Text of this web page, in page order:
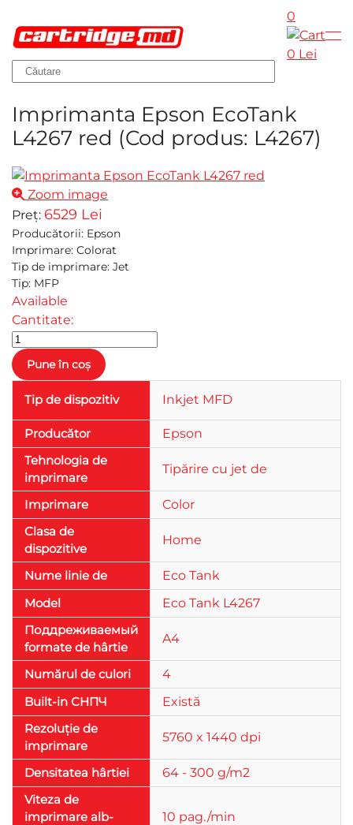
Skip to main content
0
0 Lei
Imprimanta Epson EcoTank
L4267 red (Cod produs: L4267)
Zoom image
Preț: 6529 Lei
Producătorii: Epson
Imprimare: Colorat
Tip de imprimare: Jet
Tip: MFP
Available
Cantitate:
Tip de dispozitiv Inkjet MFD
Producător
Epson
Tehnologia de
imprimare
Tipărire cu jet de
Imprimare
Color
Clasa de
dispozitive
Home
Nume linie de
Eco Tank
Model
Eco Tank L4267
Поддреживаемый
formate de hârtie
A4
Numărul de culori
4
Built-in СНПЧ
Există
Rezoluție de
imprimare
5760 x 1440 dpi
Densitatea hârtiei
64 - 300 g/m2
Viteza de
imprimare alb-
10 pag./min